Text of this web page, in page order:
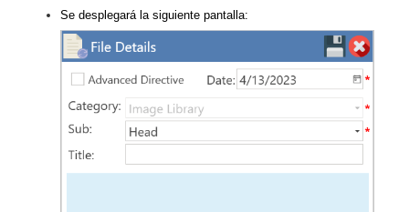
Se desplegará la siguiente pantalla: